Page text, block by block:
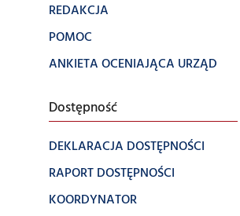
REDAKCJA
POMOC
ANKIETA OCENIAJĄCA URZĄD
Dostępność
DEKLARACJA DOSTĘPNOŚCI
RAPORT DOSTĘPNOŚCI
KOORDYNATOR